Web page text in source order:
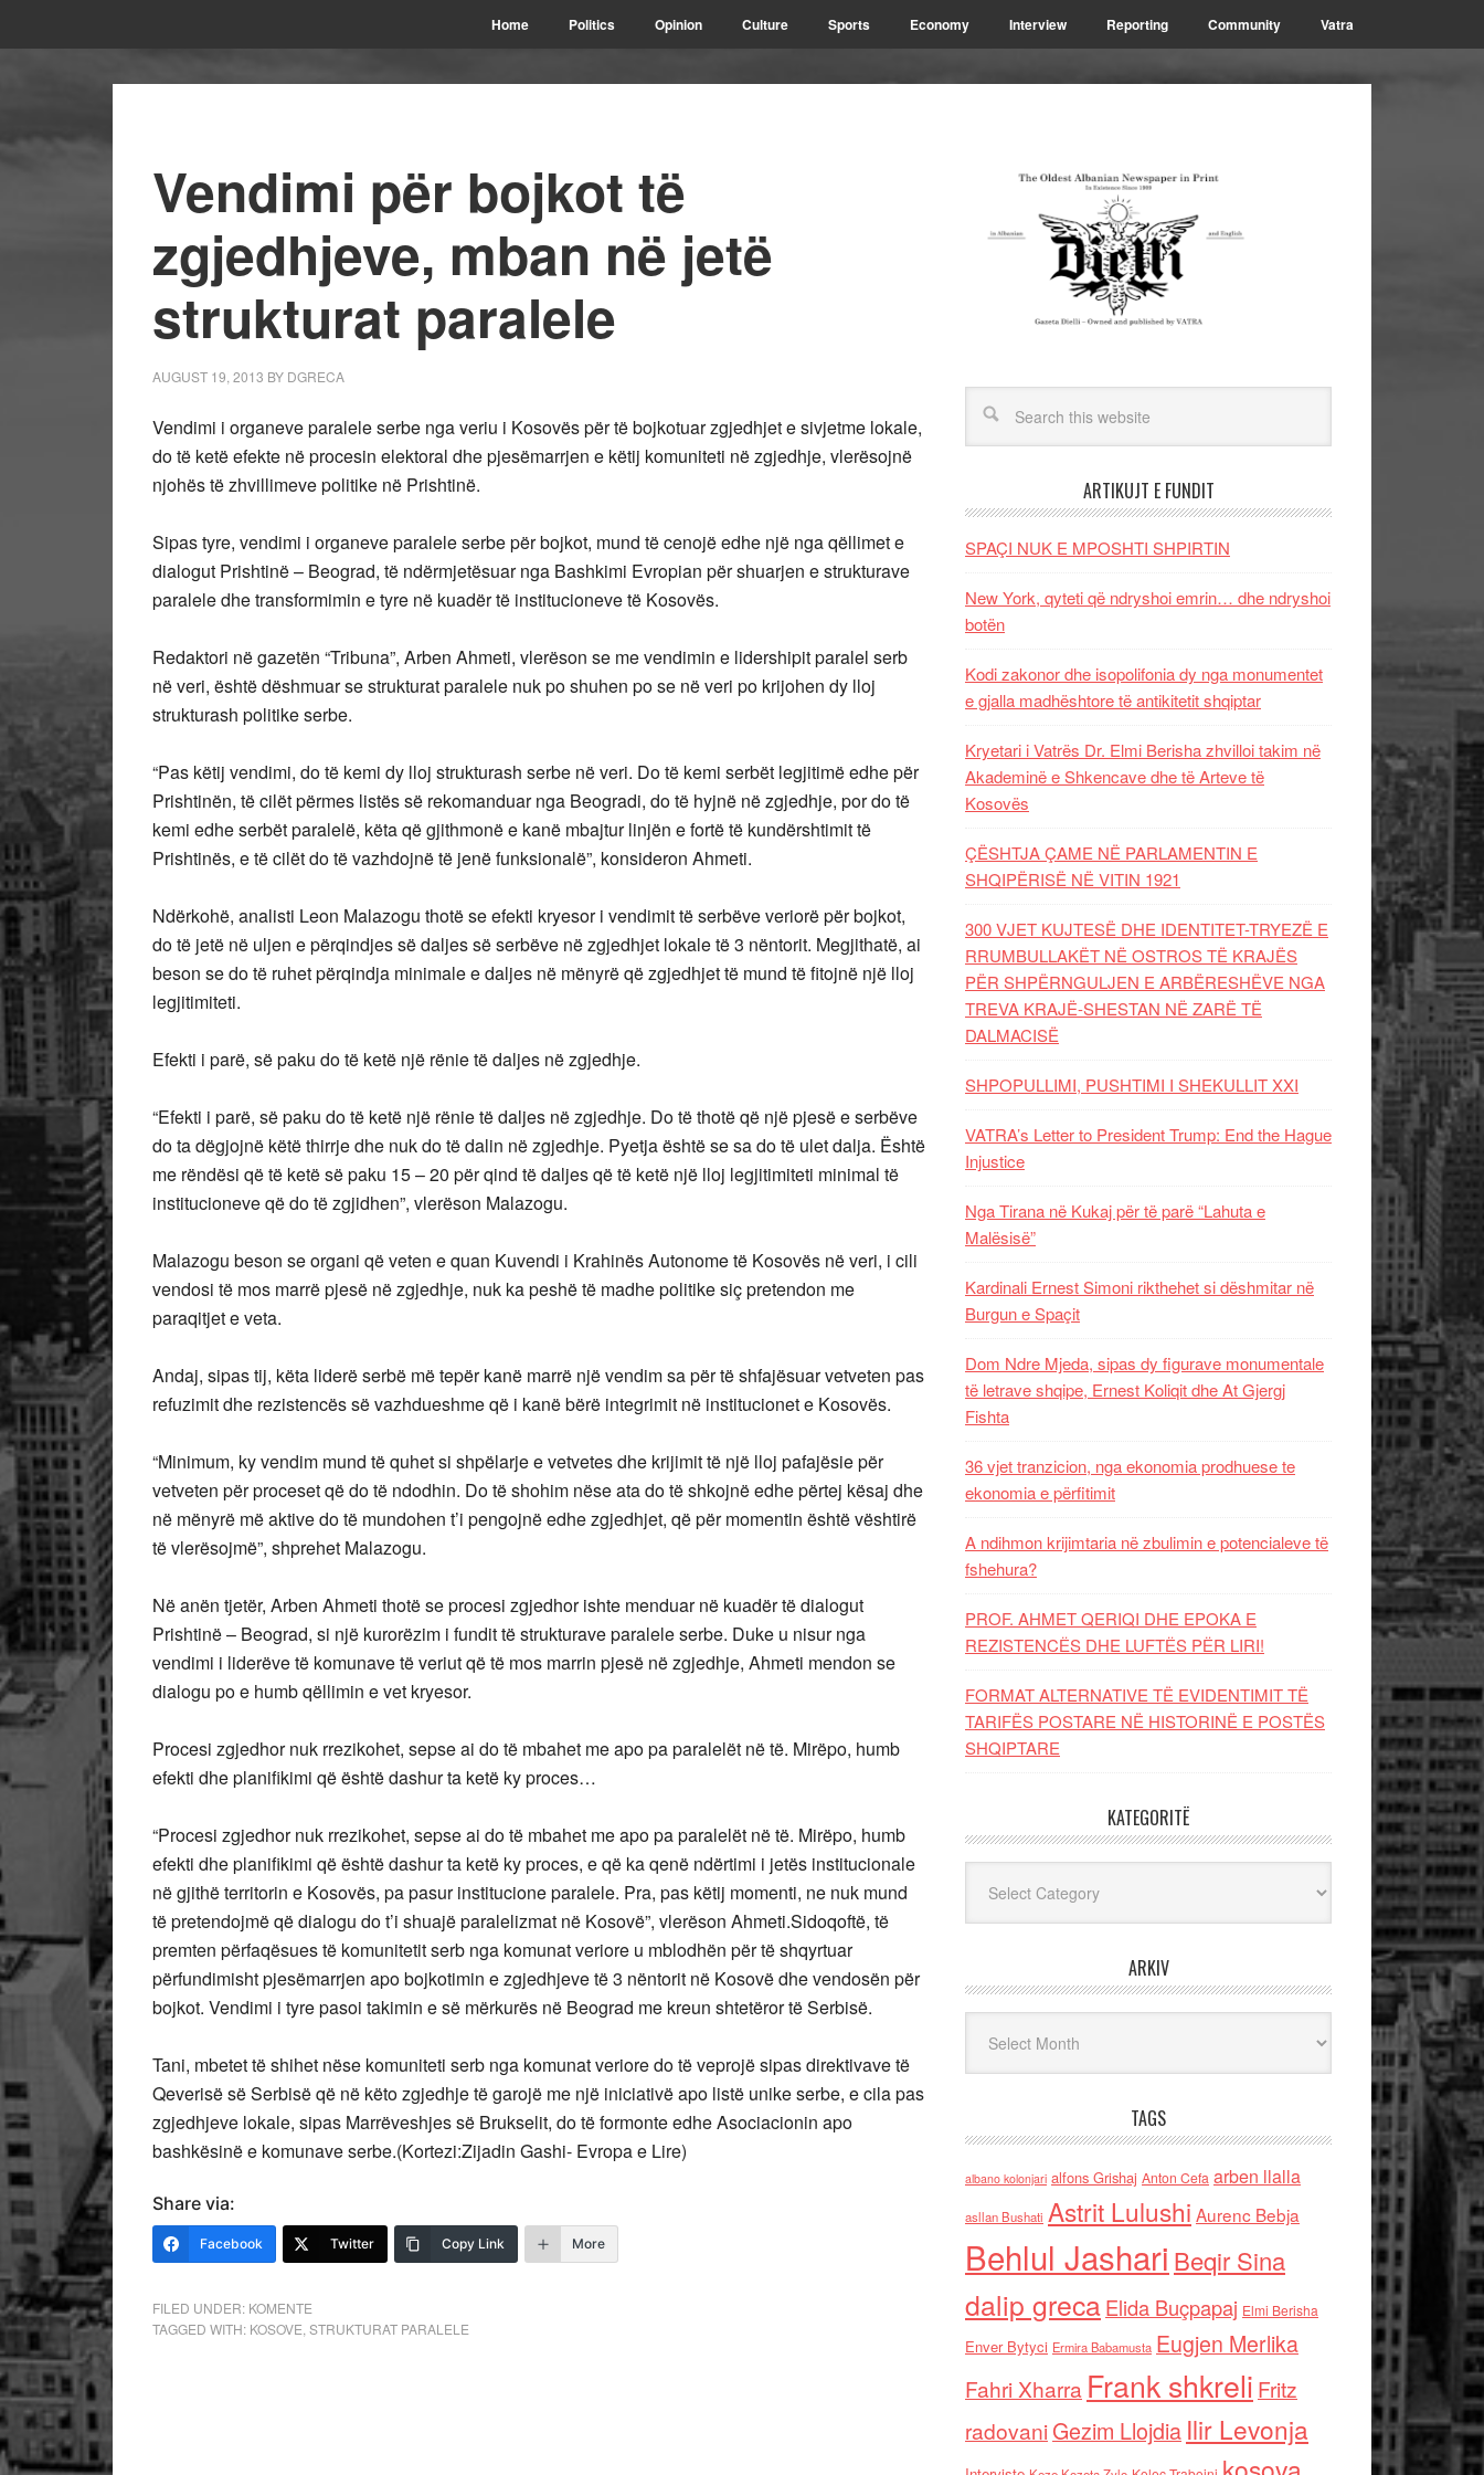
Home Politics Opinion Culture Sports Economy Interview Reporting Community Vatra
Vendimi për bojkot të
zgjedhjeve, mban në jetë
strukturat paralele
AUGUST 19, 2013 BY DGRECA
Vendimi i organeve paralele serbe nga veriu i Kosovës për të bojkotuar zgjedhjet e sivjetme lokale,
do të ketë efekte në procesin elektoral dhe pjesëmarrjen e këtij komuniteti në zgjedhje, vlerësojnë
njohës të zhvillimeve politike në Prishtinë.
Sipas tyre, vendimi i organeve paralele serbe për bojkot, mund të cenojë edhe një nga qëllimet e
dialogut Prishtinë – Beograd, të ndërmjetësuar nga Bashkimi Evropian për shuarjen e strukturave
paralele dhe transformimin e tyre në kuadër të institucioneve të Kosovës.
Redaktori në gazetën “Tribuna”, Arben Ahmeti, vlerëson se me vendimin e lidershipit paralel serb
në veri, është dëshmuar se strukturat paralele nuk po shuhen po se në veri po krijohen dy lloj
strukturash politike serbe.
“Pas këtij vendimi, do të kemi dy lloj strukturash serbe në veri. Do të kemi serbët legjitimë edhe për
Prishtinën, të cilët përmes listës së rekomanduar nga Beogradi, do të hyjnë në zgjedhje, por do të
kemi edhe serbët paralelë, këta që gjithmonë e kanë mbajtur linjën e fortë të kundërshtimit të
Prishtinës, e të cilët do të vazhdojnë të jenë funksionalë”, konsideron Ahmeti.
Ndërkohë, analisti Leon Malazogu thotë se efekti kryesor i vendimit të serbëve veriorë për bojkot,
do të jetë në uljen e përqindjes së daljes së serbëve në zgjedhjet lokale të 3 nëntorit. Megjithatë, ai
beson se do të ruhet përqindja minimale e daljes në mënyrë që zgjedhjet të mund të fitojnë një lloj
legjitimiteti.
Efekti i parë, së paku do të ketë një rënie të daljes në zgjedhje.
“Efekti i parë, së paku do të ketë një rënie të daljes në zgjedhje. Do të thotë që një pjesë e serbëve
do ta dëgjojnë këtë thirrje dhe nuk do të dalin në zgjedhje. Pyetja është se sa do të ulet dalja. Është
me rëndësi që të ketë së paku 15 – 20 për qind të daljes që të ketë një lloj legjitimiteti minimal të
institucioneve që do të zgjidhen”, vlerëson Malazogu.
Malazogu beson se organi që veten e quan Kuvendi i Krahinës Autonome të Kosovës në veri, i cili
vendosi të mos marrë pjesë në zgjedhje, nuk ka peshë të madhe politike siç pretendon me
paraqitjet e veta.
Andaj, sipas tij, këta liderë serbë më tepër kanë marrë një vendim sa për të shfajësuar vetveten pas
refuzimit dhe rezistencës së vazhdueshme që i kanë bërë integrimit në institucionet e Kosovës.
“Minimum, ky vendim mund të quhet si shpëlarje e vetvetes dhe krijimit të një lloj pafajësie për
vetveten për proceset që do të ndodhin. Do të shohim nëse ata do të shkojnë edhe përtej kësaj dhe
në mënyrë më aktive do të mundohen t’i pengojnë edhe zgjedhjet, që për momentin është vështirë
të vlerësojmë”, shprehet Malazogu.
Në anën tjetër, Arben Ahmeti thotë se procesi zgjedhor ishte menduar në kuadër të dialogut
Prishtinë – Beograd, si një kurorëzim i fundit të strukturave paralele serbe. Duke u nisur nga
vendimi i liderëve të komunave të veriut që të mos marrin pjesë në zgjedhje, Ahmeti mendon se
dialogu po e humb qëllimin e vet kryesor.
Procesi zgjedhor nuk rrezikohet, sepse ai do të mbahet me apo pa paralelët në të. Mirëpo, humb
efekti dhe planifikimi që është dashur ta ketë ky proces…
“Procesi zgjedhor nuk rrezikohet, sepse ai do të mbahet me apo pa paralelët në të. Mirëpo, humb
efekti dhe planifikimi që është dashur ta ketë ky proces, e që ka qenë ndërtimi i jetës institucionale
në gjithë territorin e Kosovës, pa pasur institucione paralele. Pra, pas këtij momenti, ne nuk mund
të pretendojmë që dialogu do t’i shuajë paralelizmat në Kosovë”, vlerëson Ahmeti.Sidoqoftë, të
premten përfaqësues të komunitetit serb nga komunat veriore u mblodhën për të shqyrtuar
përfundimisht pjesëmarrjen apo bojkotimin e zgjedhjeve të 3 nëntorit në Kosovë dhe vendosën për
bojkot. Vendimi i tyre pasoi takimin e së mërkurës në Beograd me kreun shtetëror të Serbisë.
Tani, mbetet të shihet nëse komuniteti serb nga komunat veriore do të veprojë sipas direktivave të
Qeverisë së Serbisë që në këto zgjedhje të garojë me një iniciativë apo listë unike serbe, e cila pas
zgjedhjeve lokale, sipas Marrëveshjes së Brukselit, do të formonte edhe Asociacionin apo
bashkësinë e komunave serbe.(Kortezi:Zijadin Gashi- Evropa e Lire)
Share via:
Facebook Twitter Copy Link More
FILED UNDER: KOMENTE
TAGGED WITH: KOSOVE STRUKTURAT PARALELE
ARTIKUJT E FUNDIT
SPAÇI NUK E MPOSHTI SHPIRTIN
New York, qyteti që ndryshoi emrin… dhe ndryshoi
botën
Kodi zakonor dhe isopolifonia dy nga monumentet
e gjalla madhështore të antikitetit shqiptar
Kryetari i Vatrës Dr. Elmi Berisha zhvilloi takim në
Akademinë e Shkencave dhe të Arteve të
Kosovës
ÇËSHTJA ÇAME NË PARLAMENTIN E
SHQIPËRISË NË VITIN 1921
300 VJET KUJTESË DHE IDENTITET-TRYEZË E
RRUMBULLAKËT NË OSTROS TË KRAJËS
PËR SHPËRNGULJEN E ARBËRESHËVE NGA
TREVA KRAJË-SHESTAN NË ZARË TË
DALMACISË
SHPOPULLIMI, PUSHTIMI I SHEKULLIT XXI
VATRA’s Letter to President Trump: End the Hague
Injustice
Nga Tirana në Kukaj për të parë “Lahuta e
Malësisë”
Kardinali Ernest Simoni rikthehet si dëshmitar në
Burgun e Spaçit
Dom Ndre Mjeda, sipas dy figurave monumentale
të letrave shqipe, Ernest Koliqit dhe At Gjergj
Fishta
36 vjet tranzicion, nga ekonomia prodhuese te
ekonomia e përfitimit
A ndihmon krijimtaria në zbulimin e potencialeve të
fshehura?
PROF. AHMET QERIQI DHE EPOKA E
REZISTENCЁS DHE LUFTЁS PЁR LIRI!
FORMAT ALTERNATIVE TË EVIDENTIMIT TË
TARIFËS POSTARE NË HISTORINË E POSTËS
SHQIPTARE
KATEGORITË
ARKIV
TAGS
albano kolonjari alfons Grishaj Anton Cefa arben llalla
asllan Bushati Astrit Lulushi Aurenc Bebja
Behlul Jashari Beqir Sina
dalip grecaElida Buçpapaj Elmi Berisha
Enver Bytyci Ermira Babamusta Eugjen Merlika
Fahri Xharra Frank shkreli Fritz
radovaniGezim Llojdia Ilir Levonja